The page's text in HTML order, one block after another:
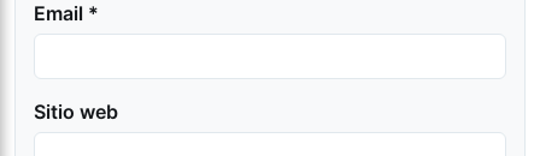
Email *
Sitio web